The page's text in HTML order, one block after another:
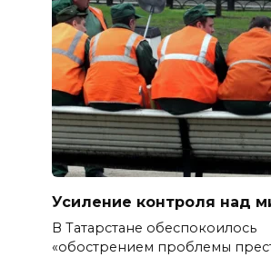
Усиление контроля над
В Татарстане обеспокоилось
«обострением проблемы